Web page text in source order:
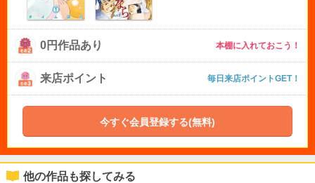
0円作品あり 本棚に入れておこう！
来店ポイント 毎日来店ポイントGET！
今すぐ会員登録する(無料)
他の作品も探してみる